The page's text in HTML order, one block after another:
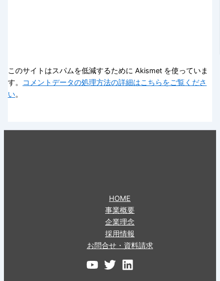
このサイトはスパムを低減するために Akismet を使っていま
す。
コメントデータの処理方法の詳細はこちらをご覧くださ
い。
HOME
事業概要
企業理念
採用情報
お問合せ・資料請求